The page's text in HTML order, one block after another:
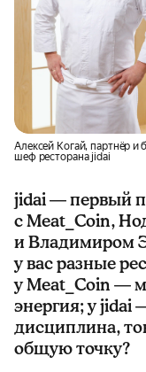
Алексей Когай, партнёр и
шеф ресторана jidai
jidai — первый
с Meat_Coin,
и Владимиром
у вас разные
у Meat_Coin —
энергия; у jidai
дисциплина,
общую точку?